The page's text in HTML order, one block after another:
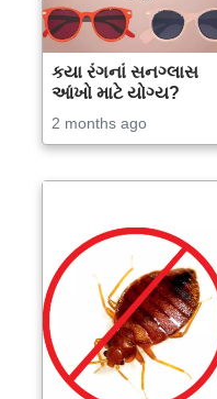
કયા રંગનાં સનગ્લાસ
આંખો માટે યોગ્ય?
2 months ago